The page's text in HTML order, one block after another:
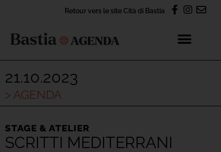
Retour vers le site Cità di Bastia
21.10.2023
> AGENDA
STAGE & ATELIER
SCRITTI MEDITERRANI